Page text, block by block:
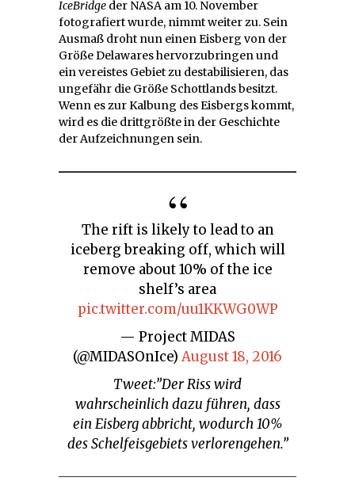
IceBridge der NASA am 10. November
fotografiert wurde, nimmt weiter zu. Sein
Ausmaß droht nun einen Eisberg von der
Größe Delawares hervorzubringen und
ein vereistes Gebiet zu destabilisieren, das
ungefähr die Größe Schottlands besitzt.
Wenn es zur Kalbung des Eisbergs kommt,
wird es die drittgrößte in der Geschichte
der Aufzeichnungen sein.
The rift is likely to lead to an
iceberg breaking off, which will
remove about 10% of the ice
shelf’s area
pic.twitter.com/uu1KKWG0WP
— Project MIDAS
(@MIDASOnIce) August 18, 2016
Tweet:”Der Riss wird
wahrscheinlich dazu führen, dass
ein Eisberg abbricht, wodurch 10%
des Schelfeisgebiets verlorengehen.”